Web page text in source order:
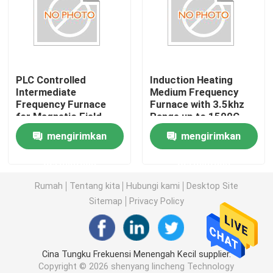
Tungku Pemanas Listrik
Tungku Frekuensi Tinggi
Tungku Frekuensi Sedang
peralatan pemanas induksi frekuensi tinggi
Peralatan pemanas induksi frekuensi menengah
Tungku Induksi Aluminium
PLC Controlled
Intermediate
Frequency Furnace
for Magnetic Field
Induction Heating
Mode and
Customizable Options
mengirimkan
Induction Heating
Medium Frequency
Furnace with 3.5khz
Range up to 1500C
Temperature
mengirimkan
Rumah Tentang kita Hubungi kami
Desktop Site
Sitemap
Privacy Policy
Cina Tungku Frekuensi Menengah Kecil supplier.
Copyright © 2026 shenyang lincheng Technology